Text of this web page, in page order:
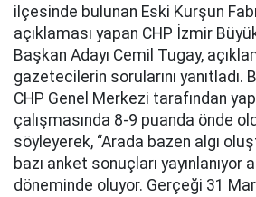
ilçesinde bulunan Eski Kurşun
açıklaması yapan CHP İzmir
Başkan Adayı Cemil Tugay,
gazetecilerin sorularını yanıtladı.
CHP Genel Merkezi tarafından
çalışmasında 8-9 puanda önde
söyleyerek, “Arada bazen algı
bazı anket sonuçları
döneminde oluyor. Gerçeği 31